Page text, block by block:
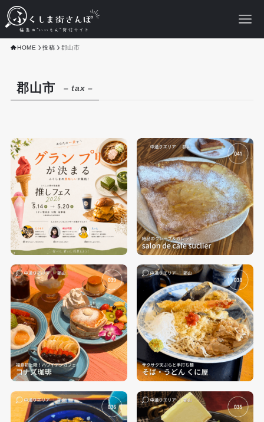
HOME 投稿 郡山市
郡山市 – tax –